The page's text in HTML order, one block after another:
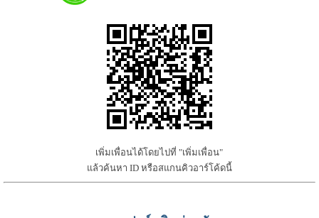
เพิ่มเพื่อนได้โดยไปที่ "เพิ่มเพื่อน"
แล้วค้นหา ID หรือสแกนคิวอาร์โค้ดนี้